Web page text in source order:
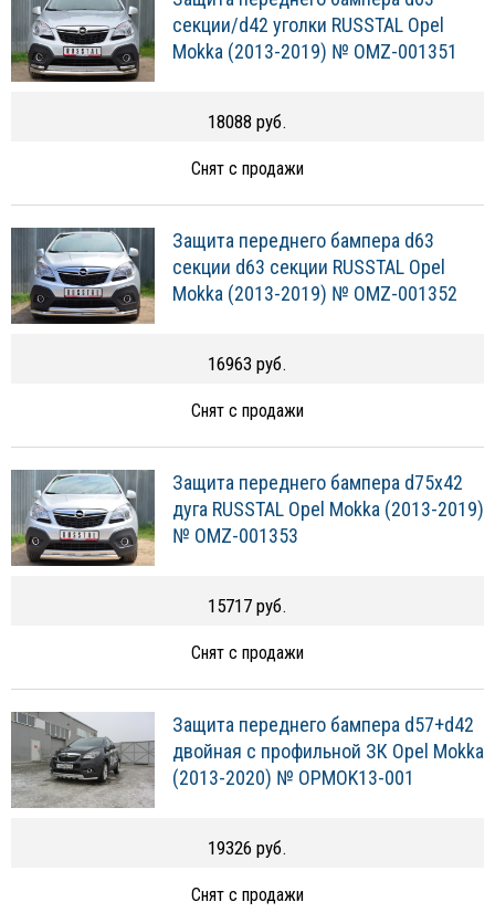
секции/d42 уголки RUSSTAL Opel
Mokka (2013-2019) № OMZ-001351
18088 руб.
Снят с продажи
Защита переднего бампера d63
секции d63 секции RUSSTAL Opel
Mokka (2013-2019) № OMZ-001352
16963 руб.
Снят с продажи
Защита переднего бампера d75х42
дуга RUSSTAL Opel Mokka (2013-2019)
№ OMZ-001353
15717 руб.
Снят с продажи
Защита переднего бампера d57+d42
двойная с профильной ЗК Opel Mokka
(2013-2020) № OPMOK13-001
19326 руб.
Снят с продажи